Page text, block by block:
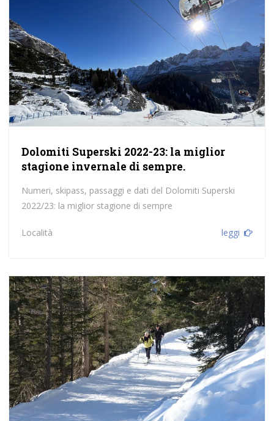
Dolomiti Superski 2022-23: la miglior
stagione invernale di sempre.
Numeri, skipass, passaggi e dati del Dolomiti Superski
2022/23: la miglior stagione di sempre
Località leggi